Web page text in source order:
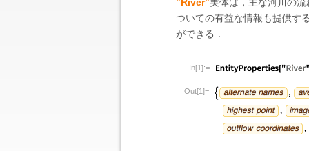
ついての有益な情報も提供す
ができる．
In[1]:=
Out[1]=